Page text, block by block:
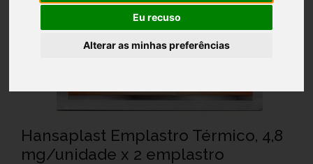
Eu recuso
Alterar as minhas preferências
Hansaplast Emplastro Térmico, 4,8
mg/unidade x 2 emplastro